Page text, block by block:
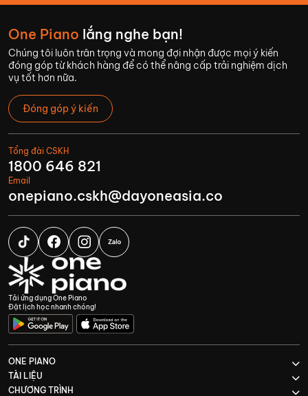
One Piano lắng nghe bạn!
Chúng tôi luôn trân trọng và mong đợi nhận được mọi ý kiến
đóng góp từ khách hàng để có thể nâng cấp trải nghiệm dịch
vụ tốt hơn nữa.
Đóng góp ý kiến
Tổng đài CSKH
1800 646 821
Email
onepiano.cskh@dayoneasia.co
Tải ứng dụng One Piano
Đặt lịch học nhanh chóng!
ONE PIANO
TÀI LIỆU
CHƯƠNG TRÌNH